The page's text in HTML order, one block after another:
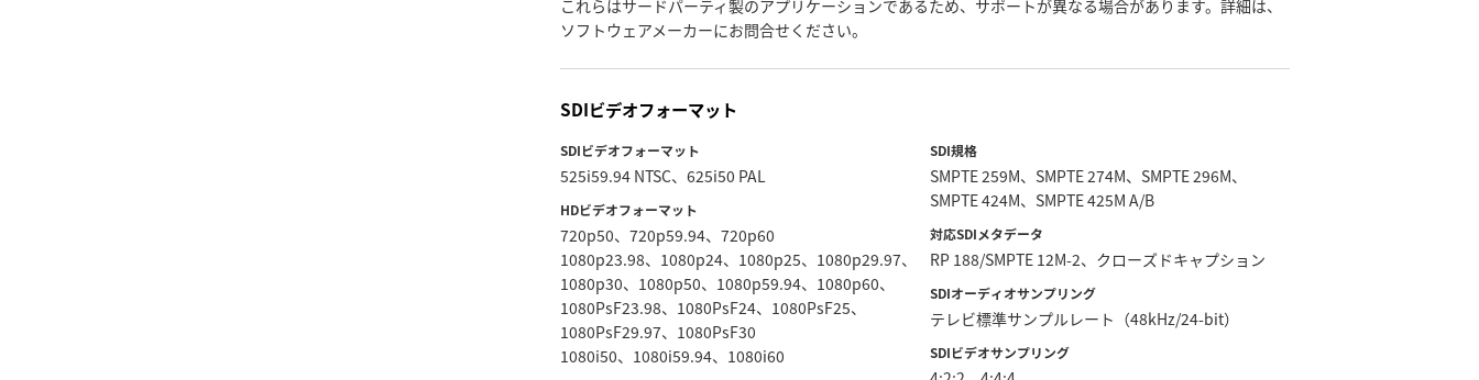
これらはサードパーティ製のアプリケーションであるため、サポートが異なる場合があります。詳細は、
ソフトウェアメーカーにお問合せください。
SDIビデオフォーマット
SDIビデオフォーマット
525i59.94 NTSC、625i50 PAL
HDビデオフォーマット
720p50、720p59.94、720p60
1080p23.98、1080p24、1080p25、1080p29.97、
1080p30、1080p50、1080p59.94、1080p60、
1080PsF23.98、1080PsF24、1080PsF25、
1080PsF29.97、1080PsF30
1080i50、1080i59.94、1080i60
SDI規格
SMPTE 259M、SMPTE 274M、SMPTE 296M、
SMPTE 424M、SMPTE 425M A/B
対応SDIメタデータ
RP 188/SMPTE 12M-2、クローズドキャプション
SDIオーディオサンプリング
テレビ標準サンプルレート（48kHz/24-bit）
SDIビデオサンプリング